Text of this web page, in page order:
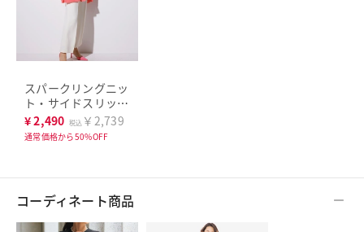
スパークリングニッ
ト・サイドスリット
カーディガン
¥2,490 税込 ￥2,739
通常価格から50%OFF
コーディネート商品